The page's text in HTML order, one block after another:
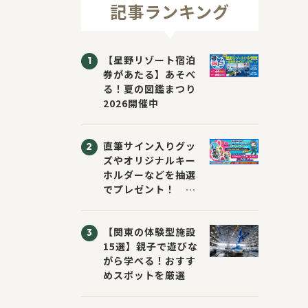
記事ランキング
【星野リゾート宿泊
券があたる】あそべ
る！夏の図鑑まつり
2026開催中
直筆サイン入りグッ
ズやオリジナルキー
ホルダーなどを抽選
でプレゼント！
ジブックフェア2026
～すまない先生と読
書にチャレンジ！
～」が開催！
【関東の体験型施設
15選】親子で遊びな
がら学べる！おすす
めスポットを厳選